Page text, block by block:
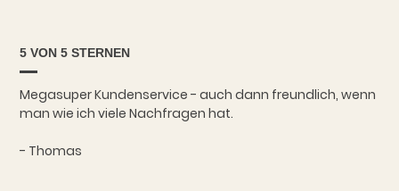
5 VON 5 STERNEN
Megasuper Kundenservice - auch dann freundlich, wenn
man wie ich viele Nachfragen hat.
- Thomas